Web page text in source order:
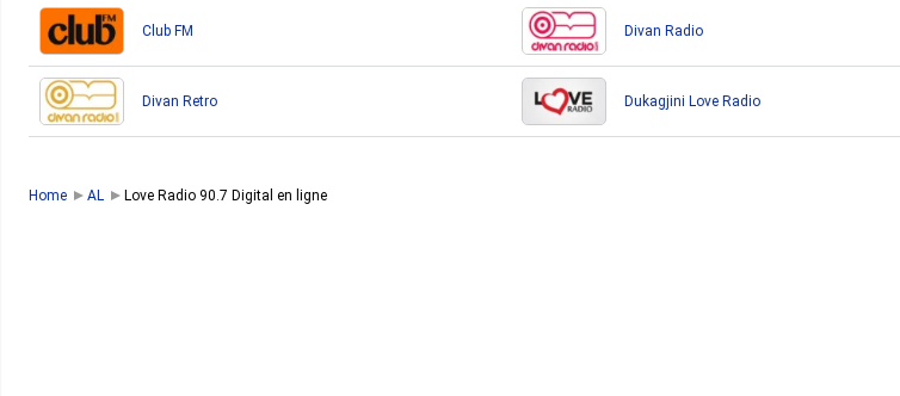
Club FM Divan Radio
Divan Retro Dukagjini Love Radio
Home AL Love Radio 90.7 Digital en ligne